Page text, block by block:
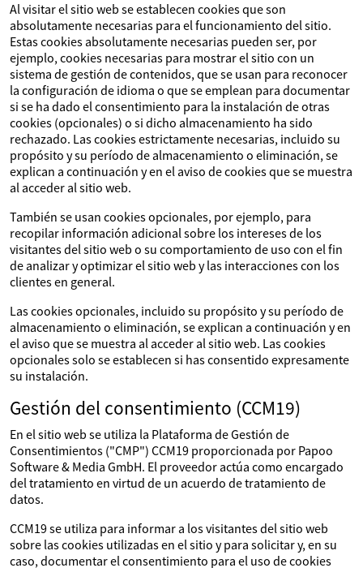
Al visitar el sitio web se establecen cookies que son
absolutamente necesarias para el funcionamiento del sitio.
Estas cookies absolutamente necesarias pueden ser, por
ejemplo, cookies necesarias para mostrar el sitio con un
sistema de gestión de contenidos, que se usan para reconocer
la configuración de idioma o que se emplean para documentar
si se ha dado el consentimiento para la instalación de otras
cookies (opcionales) o si dicho almacenamiento ha sido
rechazado. Las cookies estrictamente necesarias, incluido su
propósito y su período de almacenamiento o eliminación, se
explican a continuación y en el aviso de cookies que se muestra
al acceder al sitio web.
También se usan cookies opcionales, por ejemplo, para
recopilar información adicional sobre los intereses de los
visitantes del sitio web o su comportamiento de uso con el fin
de analizar y optimizar el sitio web y las interacciones con los
clientes en general.
Las cookies opcionales, incluido su propósito y su período de
almacenamiento o eliminación, se explican a continuación y en
el aviso que se muestra al acceder al sitio web. Las cookies
opcionales solo se establecen si has consentido expresamente
su instalación.
Gestión del consentimiento (CCM19)
En el sitio web se utiliza la Plataforma de Gestión de
Consentimientos ("CMP") CCM19 proporcionada por Papoo
Software & Media GmbH. El proveedor actúa como encargado
del tratamiento en virtud de un acuerdo de tratamiento de
datos.
CCM19 se utiliza para informar a los visitantes del sitio web
sobre las cookies utilizadas en el sitio y para solicitar y, en su
caso, documentar el consentimiento para el uso de cookies